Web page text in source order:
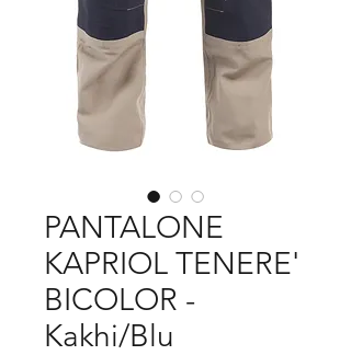
PANTALONE
KAPRIOL TENERE'
BICOLOR -
Kakhi/Blu